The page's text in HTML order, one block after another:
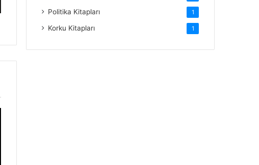
Politika Kitapları 1
Korku Kitapları 1